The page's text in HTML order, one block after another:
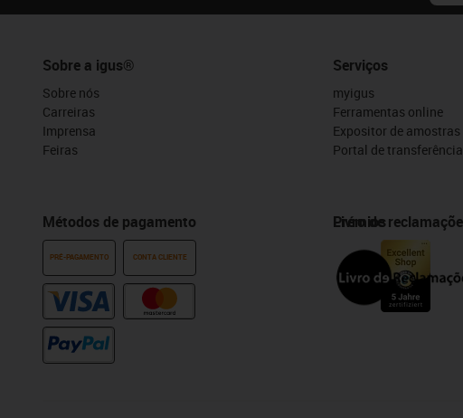
Sobre a igus®
Sobre nós
Carreiras
Imprensa
Feiras
Métodos de pagamento
PRÉ-PAGAMENTO CONTA CLIENTE
Serviços
myigus
Ferramentas online
Expositor de amostras
Portal de
Prémios
Livro de